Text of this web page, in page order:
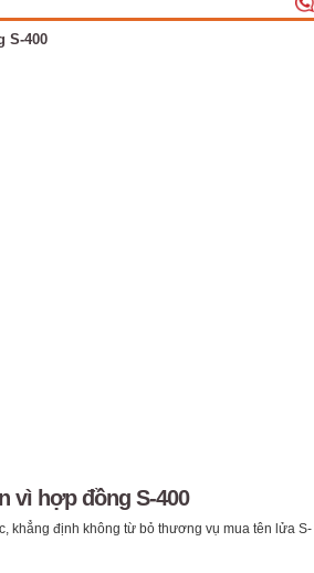
vì hợp đồng S-400
khẳng định không từ bỏ thương vụ mua tên lửa S-